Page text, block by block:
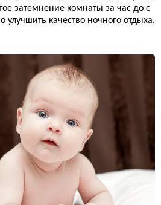
затемнение комнаты за час до с
улучшить качество ночного отдыха.